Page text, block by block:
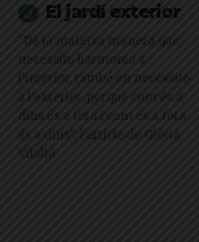
El jardí exterior
"De la mateixa manera que
necessito harmonia a
l’interior, també en necessito
a l’exterior, perquè com és a
dins és a fora i com és a fora
és a dins": l'article de Glòria
Vilalta